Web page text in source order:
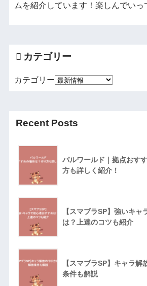
ムを紹介しています！楽しんでいっ
カテゴリー
カテゴリー
Recent Posts
パルワールド｜拠点おす
方も詳しく紹介！
【スマブラSP】強いキ
は？上達のコツも紹介
【スマブラSP】キャラ
条件も解説